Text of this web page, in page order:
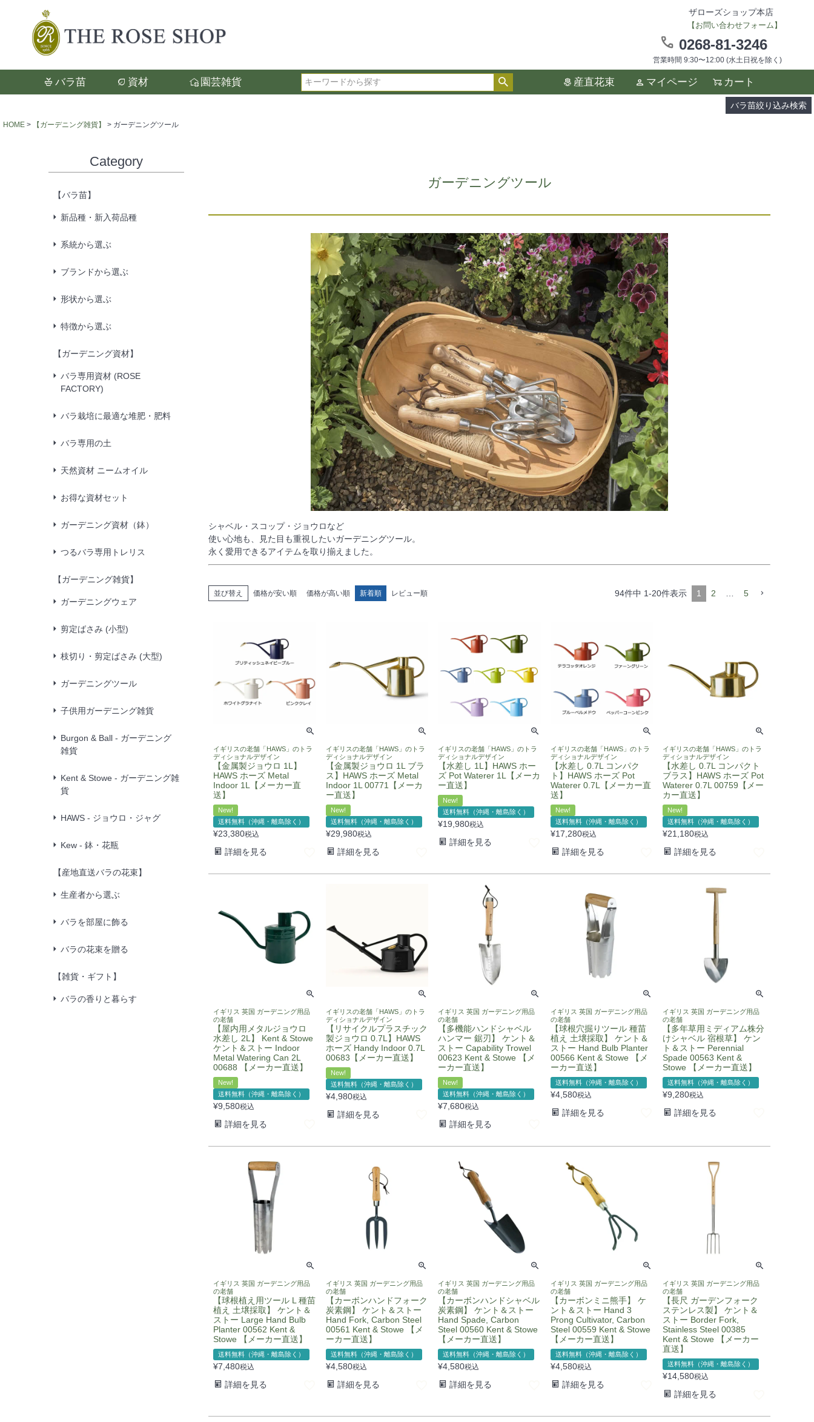
ザローズショップ本店
【お問い合わせフォーム】
0268-81-3246
営業時間 9:30〜12:00 (水土日祝を除く)
バラ苗 資材 園芸雑貨
検索 産直花束 マイページ カート
バラ苗絞り込み検索
検索
選択した項目全てに該当する品種のみ検索結果に表示されます。
タイプ、カラー、ブランドなどは1つずつ選択してください。
HOME 【ガーデニング雑貨】 ガーデニングツール
Category
【バラ苗】
新品種・新入荷品種
系統から選ぶ
ブランドから選ぶ
形状から選ぶ
特徴から選ぶ
【ガーデニング資材】
バラ専用資材 (ROSE
FACTORY)
バラ栽培に最適な堆肥・肥料
バラ専用の土
天然資材 ニームオイル
お得な資材セット
ガーデニング資材（鉢）
つるバラ専用トレリス
【ガーデニング雑貨】
ガーデニングウェア
剪定ばさみ (小型)
枝切り・剪定ばさみ (大型)
ガーデニングツール
子供用ガーデニング雑貨
Burgon & Ball - ガーデニング
雑貨
Kent & Stowe - ガーデニング雑
貨
HAWS - ジョウロ・ジャグ
Kew - 鉢・花瓶
【産地直送バラの花束】
生産者から選ぶ
バラを部屋に飾る
バラの花束を贈る
【雑貨・ギフト】
バラの香りと暮らす
ガーデニングツール
シャベル・スコップ・ジョウロなど
使い心地も、見た目も重視したいガーデニングツール。
永く愛用できるアイテムを取り揃えました。
並び替え 価格が安い順 価格が高い順 新着順 レビュー順 94件中 1-20件表示 1 2 5
イギリスの老舗「HAWS」のトラ
ディショナルデザイン
【金属製ジョウロ 1L】
HAWS ホーズ Metal
Indoor 1L【メーカー直
送】
New!
送料無料（沖縄・離島除く）
¥23,380税込
詳細を見る
イギリスの老舗「HAWS」のトラ
ディショナルデザイン
【金属製ジョウロ 1L ブラ
ス】HAWS ホーズ Metal
Indoor 1L 00771【メーカ
ー直送】
New!
送料無料（沖縄・離島除く）
¥29,980税込
詳細を見る
イギリスの老舗「HAWS」のトラ
ディショナルデザイン
【水差し 1L】HAWS ホー
ズ Pot Waterer 1L【メーカ
ー直送】
New!
送料無料（沖縄・離島除く）
¥19,980税込
詳細を見る
イギリスの老舗「HAWS」のトラ
ディショナルデザイン
【水差し 0.7L コンパク
ト】HAWS ホーズ Pot
Waterer 0.7L【メーカー直
送】
New!
送料無料（沖縄・離島除く）
¥17,280税込
詳細を見る
イギリスの老舗「HAWS」のトラ
ディショナルデザイン
【水差し 0.7L コンパクト
ブラス】HAWS ホーズ Pot
Waterer 0.7L 00759【メー
カー直送】
New!
送料無料（沖縄・離島除く）
¥21,180税込
詳細を見る
イギリス 英国 ガーデニング用品
の老舗
【屋内用メタルジョウロ
水差し 2L】 Kent & Stowe
ケント＆ストー Indoor
Metal Watering Can 2L
00688 【メーカー直送】
New!
送料無料（沖縄・離島除く）
¥9,580税込
詳細を見る
イギリスの老舗「HAWS」のトラ
ディショナルデザイン
【リサイクルプラスチック
製ジョウロ 0.7L】HAWS
ホーズ Handy Indoor 0.7L
00683【メーカー直送】
New!
送料無料（沖縄・離島除く）
¥4,980税込
詳細を見る
イギリス 英国 ガーデニング用品
の老舗
【多機能ハンドシャベル
ハンマー 鋸刃】 ケント＆
ストー Capability Trowel
00623 Kent & Stowe 【メ
ーカー直送】
New!
送料無料（沖縄・離島除く）
¥7,680税込
詳細を見る
イギリス 英国 ガーデニング用品
の老舗
【球根穴掘りツール 種苗
植え 土壌採取】 ケント＆
ストー Hand Bulb Planter
00566 Kent & Stowe 【メ
ーカー直送】
送料無料（沖縄・離島除く）
¥4,580税込
詳細を見る
イギリス 英国 ガーデニング用品
の老舗
【多年草用ミディアム株分
けシャベル 宿根草】 ケン
ト＆ストー Perennial
Spade 00563 Kent &
Stowe 【メーカー直送】
送料無料（沖縄・離島除く）
¥9,280税込
詳細を見る
イギリス 英国 ガーデニング用品
の老舗
【球根植え用ツール L 種苗
植え 土壌採取】 ケント＆
ストー Large Hand Bulb
Planter 00562 Kent &
Stowe 【メーカー直送】
送料無料（沖縄・離島除く）
¥7,480税込
詳細を見る
イギリス 英国 ガーデニング用品
の老舗
【カーボンハンドフォーク
炭素鋼】 ケント＆ストー
Hand Fork, Carbon Steel
00561 Kent & Stowe 【メ
ーカー直送】
送料無料（沖縄・離島除く）
¥4,580税込
詳細を見る
イギリス 英国 ガーデニング用品
の老舗
【カーボンハンドシャベル
炭素鋼】 ケント＆ストー
Hand Spade, Carbon
Steel 00560 Kent & Stowe
【メーカー直送】
送料無料（沖縄・離島除く）
¥4,580税込
詳細を見る
イギリス 英国 ガーデニング用品
の老舗
【カーボンミニ熊手】 ケ
ント＆ストー Hand 3
Prong Cultivator, Carbon
Steel 00559 Kent & Stowe
【メーカー直送】
送料無料（沖縄・離島除く）
¥4,580税込
詳細を見る
イギリス 英国 ガーデニング用品
の老舗
【長尺 ガーデンフォーク
ステンレス製】 ケント＆
ストー Border Fork,
Stainless Steel 00385
Kent & Stowe 【メーカー
直送】
送料無料（沖縄・離島除く）
¥14,580税込
詳細を見る